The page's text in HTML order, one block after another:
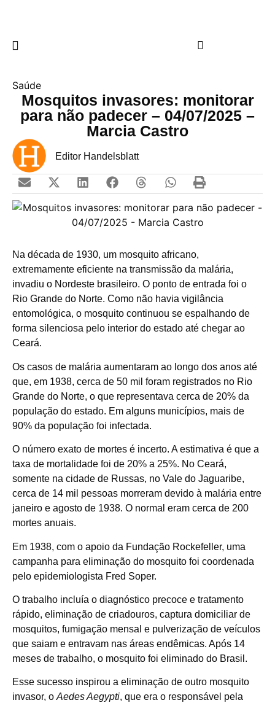
Saúde
Mosquitos invasores: monitorar
para não padecer – 04/07/2025 –
Marcia Castro
Editor Handelsblatt
Na década de 1930, um mosquito africano,
extremamente eficiente na transmissão da malária,
invadiu o Nordeste brasileiro. O ponto de entrada foi o
Rio Grande do Norte. Como não havia vigilância
entomológica, o mosquito continuou se espalhando de
forma silenciosa pelo interior do estado até chegar ao
Ceará.
Os casos de malária aumentaram ao longo dos anos até
que, em 1938, cerca de 50 mil foram registrados no Rio
Grande do Norte, o que representava cerca de 20% da
população do estado. Em alguns municípios, mais de
90% da população foi infectada.
O número exato de mortes é incerto. A estimativa é que a
taxa de mortalidade foi de 20% a 25%. No Ceará,
somente na cidade de Russas, no Vale do Jaguaribe,
cerca de 14 mil pessoas morreram devido à malária entre
janeiro e agosto de 1938. O normal eram cerca de 200
mortes anuais.
Em 1938, com o apoio da Fundação Rockefeller, uma
campanha para eliminação do mosquito foi coordenada
pelo epidemiologista Fred Soper.
O trabalho incluía o diagnóstico precoce e tratamento
rápido, eliminação de criadouros, captura domiciliar de
mosquitos, fumigação mensal e pulverização de veículos
que saiam e entravam nas áreas endêmicas. Após 14
meses de trabalho, o mosquito foi eliminado do Brasil.
Esse sucesso inspirou a eliminação de outro mosquito
invasor, o Aedes Aegypti, que era o responsável pela